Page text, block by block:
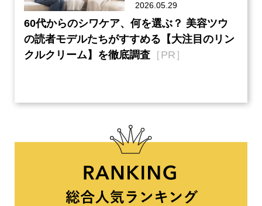
2026.05.29
60代からのシワケア、何を選ぶ？ 美容ツウ
の読者モデルたちがすすめる【大注目のリン
クルクリーム】を徹底調査 ［PR］